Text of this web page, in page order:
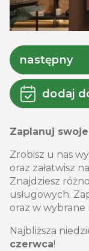
następny
dodaj
Zaplanuj
Zrobisz u nas
oraz załatwisz
Znajdziesz
usługowych.
oraz w wybrane
Najbliższa
czerwca!